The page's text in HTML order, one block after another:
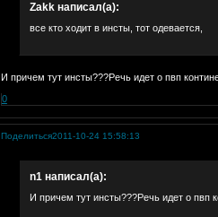
Zakk написал(а):
все кто ходит в инсты, тот одевается,
И причем тут инсты???Речь идет о пвп
0
Поделиться2011-10-24 15:58:13
n1 написал(а):
И причем тут инсты???Речь идет о пвп